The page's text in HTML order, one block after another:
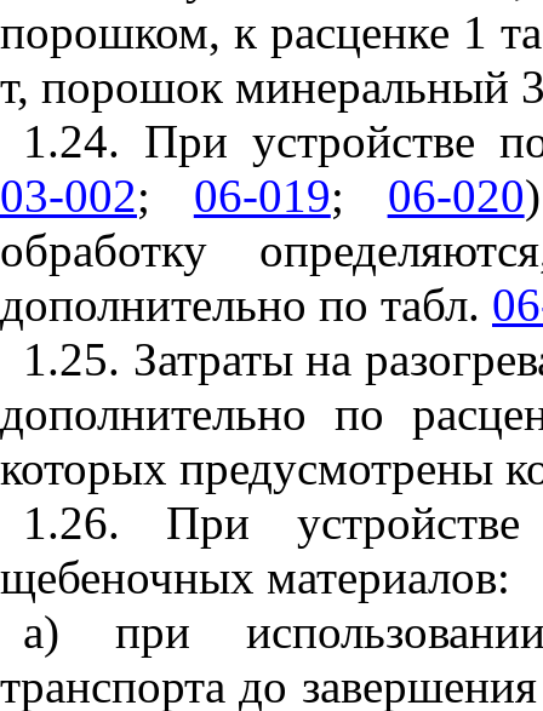
порошком, к расценке 1
т, порошок минеральный
1.24. При устройстве
03-002; 06-019; 06-020
обработку
дополнительно по табл.
1.25. Затраты на
дополнительно по
которых предусмотрены
1.26. При
щебеночных материалов:
а) при
транспорта до